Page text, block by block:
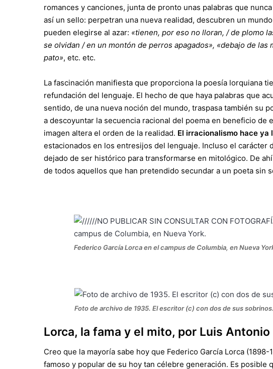
romances y canciones, junta de pronto unas palabras que
así un sello: perpetran una nueva realidad, descubren un
pueden elegirse al azar: «tienen, por eso no lloran, / de plomo
se olvidan / en un montón de perros apagados», «debajo de
pato», etc. etc.
La fascinación manifiesta que proporciona la poesía lorquiana
refundación del lenguaje. El hecho de que haya palabras que
sentido, de una nueva noción del mundo, traspasa también su
a descoyuntar la secuencia racional del poema en beneficio de
imagen altera el orden de la realidad. El irracionalismo hace ya
estacionados en los entresijos del lenguaje. Incluso el carácter
dejado de ser histórico para transformarse en mitológico. De
de todos aquellos que han pretendido secundar a un poeta sin
Federico García Lorca en el campus de Columbia, en Nueva
Foto de archivo de 1935. El escritor (c) con dos de sus
Lorca, la fama y el mito, por Luis
Creo que la mayoría sabe hoy que Federico García Lorca
famoso y popular de su hoy tan célebre generación. Es